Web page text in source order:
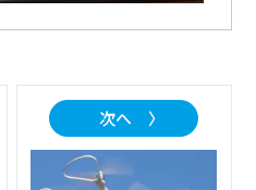
次へ 〉